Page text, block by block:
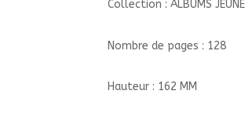
Collection : ALBUMS
Nombre de pages : 128
Hauteur : 162 MM